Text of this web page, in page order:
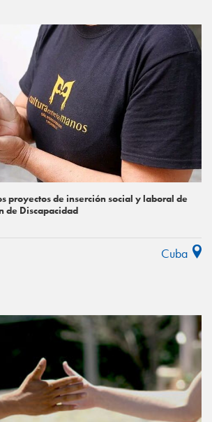
proyectos de inserción social y laboral de
de Discapacidad
Cuba